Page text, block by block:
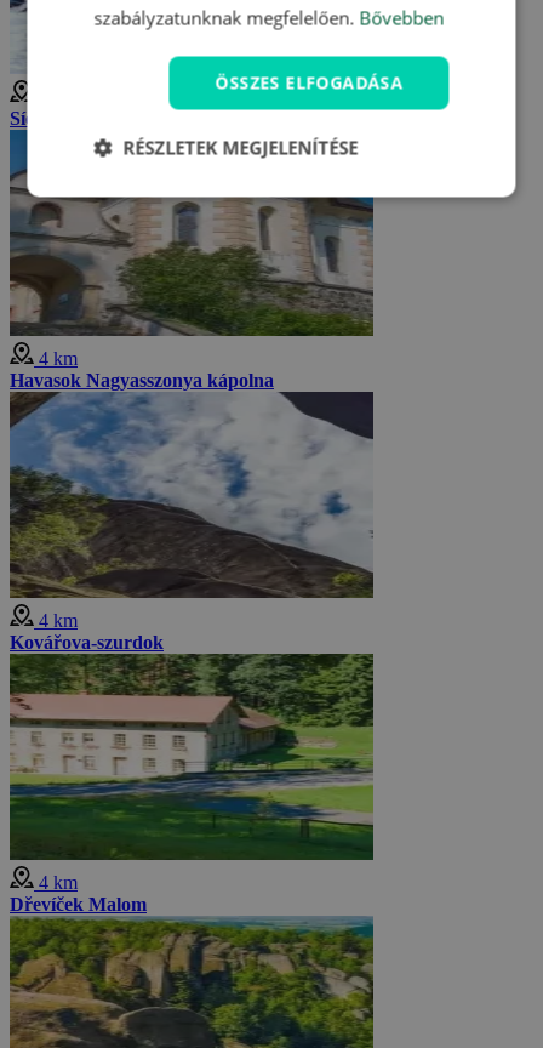
Síelés Adršpachban
4 km
Havasok Nagyasszonya kápolna
4 km
Kovářova-szurdok
4 km
Dřevíček Malom
szabályzatunknak megfelelően. Bővebben
ÖSSZES ELFOGADÁSA
RÉSZLETEK MEGJELENÍTÉSE